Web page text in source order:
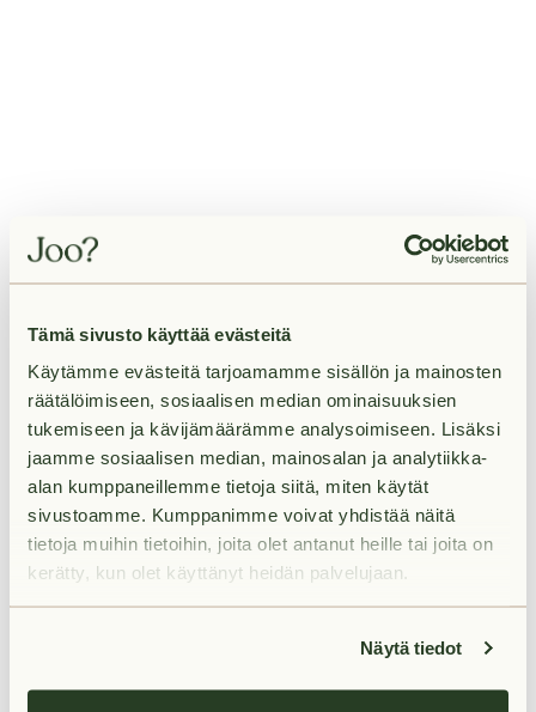
Tämä sivusto käyttää evästeitä
Käytämme evästeitä tarjoamamme sisällön ja mainosten
räätälöimiseen, sosiaalisen median ominaisuuksien
tukemiseen ja kävijämäärämme analysoimiseen. Lisäksi
jaamme sosiaalisen median, mainosalan ja analytiikka-
alan kumppaneillemme tietoja siitä, miten käytät
sivustoamme. Kumppanimme voivat yhdistää näitä
tietoja muihin tietoihin, joita olet antanut heille tai joita on
kerätty, kun olet käyttänyt heidän palvelujaan.
Näytä tiedot
Application error: a client-side exception has occurred
www.joo-kodit.fi
(see the browser console for more
information)